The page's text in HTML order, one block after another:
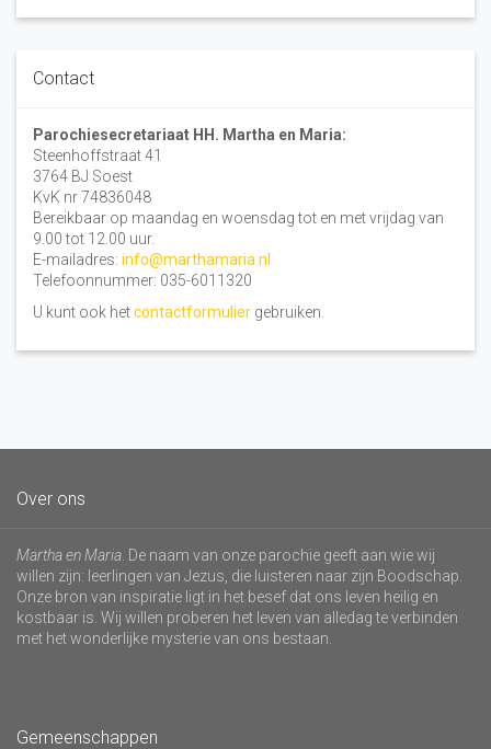
Contact
Parochiesecretariaat HH. Martha en Maria:
Steenhoffstraat 41
3764 BJ Soest
KvK nr 74836048
Bereikbaar op maandag en woensdag tot en met vrijdag van
9.00 tot 12.00 uur.
E-mailadres: info@marthamaria.nl
Telefoonnummer: 035-6011320
U kunt ook hetcontactformulier gebruiken.
Over ons
Martha en Maria . De naam van onze parochie geeft aan wie wij
willen zijn: leerlingen van Jezus, die luisteren naar zijn Boodschap.
Onze bron van inspiratie ligt in het besef dat ons leven heilig en
kostbaar is. Wij willen proberen het leven van alledag te verbinden
met het wonderlijke mysterie van ons bestaan.
Gemeenschappen